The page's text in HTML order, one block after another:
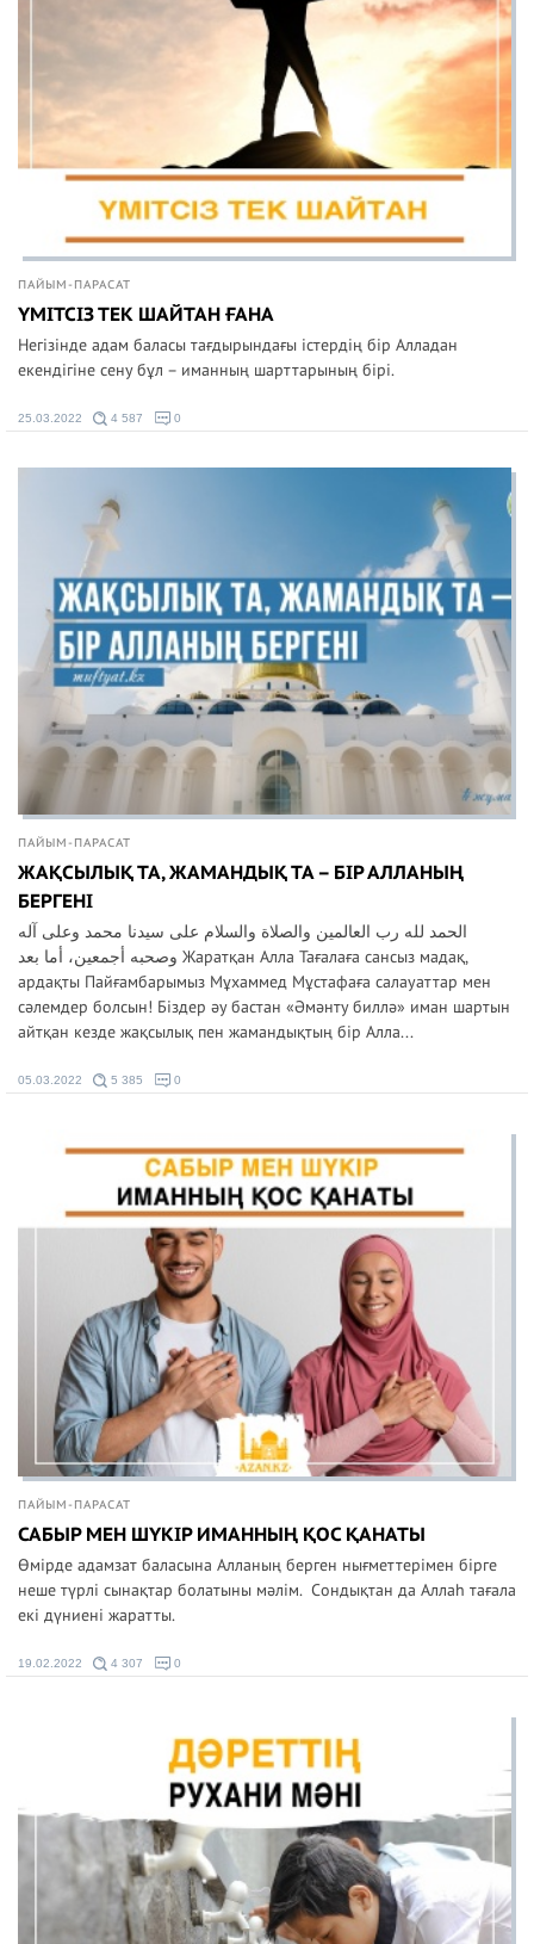
ПАЙЫМ-ПАРАСАТ
ҮМІТСІЗ ТЕК ШАЙТАН ҒАНА
Негізінде адам баласы тағдырындағы істердің бір Алладан
екендігіне сену бұл – иманның шарттарының бірі.
25.03.2022 4 587 0
ПАЙЫМ-ПАРАСАТ
ЖАҚСЫЛЫҚ ТА, ЖАМАНДЫҚ ТА – БІР АЛЛАНЫҢ
БЕРГЕНІ
الحمد لله رب العالمين والصلاة والسلام على سيدنا محمد وعلى آله
وصحبه أجمعين، أما بعد Жаратқан Алла Тағалаға сансыз мадақ,
ардақты Пайғамбарымыз Мұхаммед Мұстафаға салауаттар мен
сәлемдер болсын! Біздер әу бастан «Әмәнту биллә» иман шартын
айтқан кезде жақсылық пен жамандықтың бір Алла...
05.03.2022 5 385 0
ПАЙЫМ-ПАРАСАТ
САБЫР МЕН ШҮКІР ИМАННЫҢ ҚОС ҚАНАТЫ
Өмірде адамзат баласына Алланың берген нығметтерімен бірге
неше түрлі сынақтар болатыны мәлім. Сондықтан да Аллаһ тағала
екі дүниені жаратты.
19.02.2022 4 307 0